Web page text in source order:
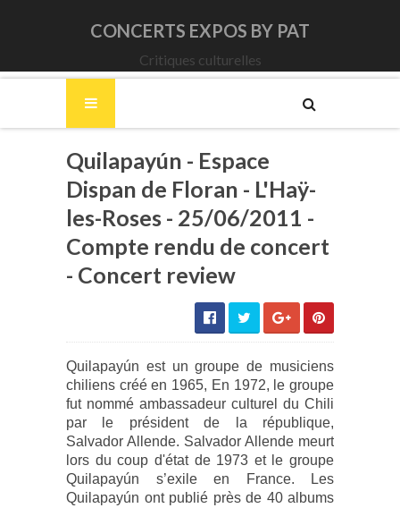
CONCERTS EXPOS BY PAT
Critiques culturelles
Quilapayún - Espace
Dispan de Floran - L'Haÿ-
les-Roses - 25/06/2011 -
Compte rendu de concert
- Concert review
Quilapayún est un groupe de musiciens
chiliens créé en 1965, En 1972, le groupe
fut nommé ambassadeur culturel du Chili
par le président de la république,
Salvador Allende. Salvador Allende meurt
lors du coup d'état de 1973 et le groupe
Quilapayún s’exile en France. Les
Quilapayún ont publié près de 40 albums